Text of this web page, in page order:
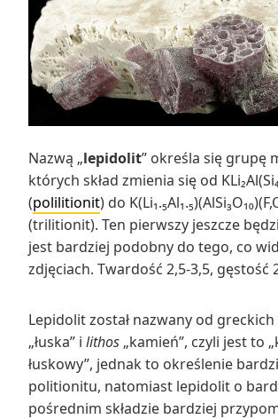
Nazwą „lepidolit” określa się grupę
których skład zmienia się od
(polilitionit) do
(trilitionit). Ten pierwszy jeszcze
jest bardziej podobny do tego, co
zdjęciach. Twardość 2,5-3,5, gęstość
Lepidolit został nazwany od greckich
„łuska” i lithos „kamień”, czyli jest to
łuskowy”, jednak to określenie
politionitu, natomiast lepidolit o
pośrednim składzie bardziej